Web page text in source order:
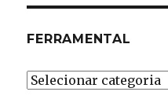
FERRAMENTAL
Ferramental